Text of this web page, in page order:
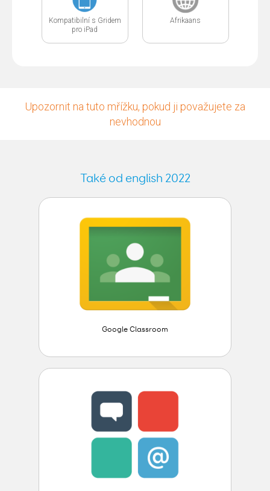
Kompatibilní s Gridem
pro iPad
Afrikaans
Upozornit na tuto mřížku, pokud ji považujete za
nevhodnou
Také od english 2022
Google Classroom